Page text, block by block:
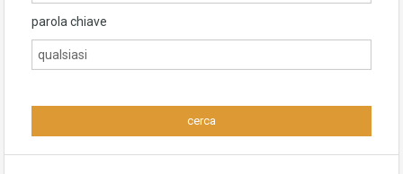
parola chiave